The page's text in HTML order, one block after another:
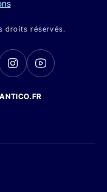
droits réservés.